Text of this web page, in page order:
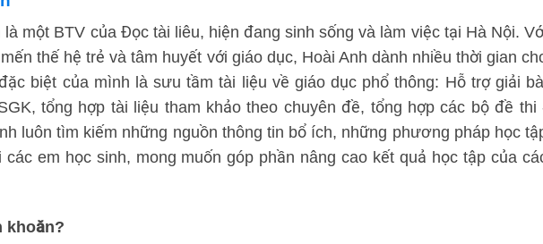
là một BTV của Đọc tài liêu, hiện đang sinh sống và làm việc tại Hà Nội.
thế hệ trẻ và tâm huyết với giáo dục, Hoài Anh dành nhiều thời gian
biệt của mình là sưu tầm tài liệu về giáo dục phổ thông: Hỗ trợ giải
tổng hợp tài liệu tham khảo theo chuyên đề, tổng hợp các bộ đề thi
luôn tìm kiếm những nguồn thông tin bổ ích, những phương pháp học
em học sinh, mong muốn góp phần nâng cao kết quả học tập của
khoăn?